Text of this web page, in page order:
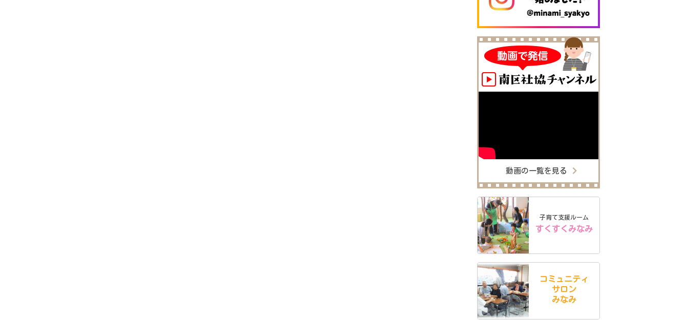
動画の一覧を見る
子育て支援ルーム
すくすくみなみ
コミュニティ
サロン
みなみ